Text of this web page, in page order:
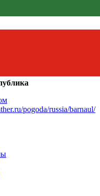
pogoda/russia/barnaul/